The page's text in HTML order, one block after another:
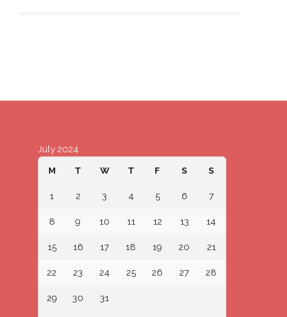
July 2024
M T W T F S S
1 2 3 4 5 6 7
8 9 10 11 12 13 14
15 16 17 18 19 20 21
22 23 24 25 26 27 28
29 30 31